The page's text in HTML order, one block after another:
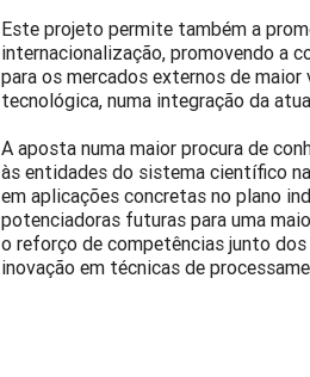
Este projeto permite também a
internacionalização, promovendo a
para os mercados externos de
tecnológica, numa integração da
A aposta numa maior procura de
às entidades do sistema científico
em aplicações concretas no plano
potenciadoras futuras para uma
o reforço de competências junto
inovação em técnicas de